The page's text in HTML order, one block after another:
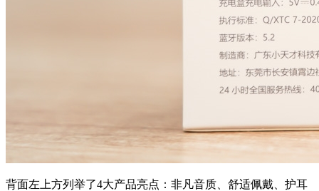
背面左上方列举了4大产品亮点：非凡音质、舒适佩戴、护耳